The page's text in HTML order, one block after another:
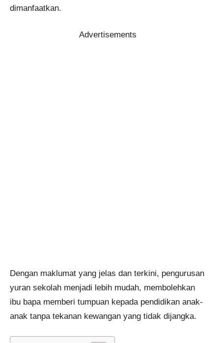
dimanfaatkan.
Advertisements
Dengan maklumat yang jelas dan terkini, pengurusan
yuran sekolah menjadi lebih mudah, membolehkan
ibu bapa memberi tumpuan kepada pendidikan anak-
anak tanpa tekanan kewangan yang tidak dijangka.